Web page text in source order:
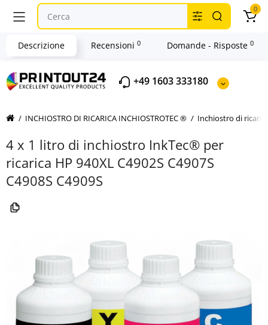
+49 1603 333180
0
INCHIOSTRO DI RICARICA INCHIOSTROTEC ® Inchiostro di
4 x 1 litro di inchiostro InkTec® per
ricarica HP 940XL C4902S C4907S
C4908S C4909S
Descrizione Recensioni 0 Domande - Risposte 0